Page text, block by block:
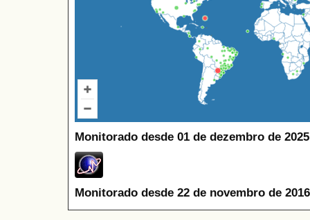
Monitorado desde 01 de dezembro de
Monitorado desde 22 de novembro de